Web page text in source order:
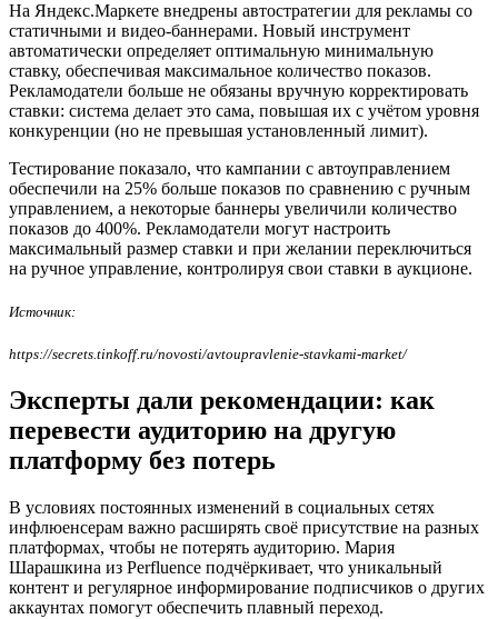
На Яндекс.Маркете внедрены автостратегии для рекламы со
статичными и видео-баннерами. Новый инструмент
автоматически определяет оптимальную минимальную
ставку, обеспечивая максимальное количество показов.
Рекламодатели больше не обязаны вручную корректировать
ставки: система делает это сама, повышая их с учётом уровня
конкуренции (но не превышая установленный лимит).
Тестирование показало, что кампании с автоуправлением
обеспечили на 25% больше показов по сравнению с ручным
управлением, а некоторые баннеры увеличили количество
показов до 400%. Рекламодатели могут настроить
максимальный размер ставки и при желании переключиться
на ручное управление, контролируя свои ставки в аукционе.
Источник:
https://secrets.tinkoff.ru/novosti/avtoupravlenie-stavkami-market/
Эксперты дали рекомендации: как
перевести аудиторию на другую
платформу без потерь
В условиях постоянных изменений в социальных сетях
инфлюенсерам важно расширять своё присутствие на разных
платформах, чтобы не потерять аудиторию. Мария
Шарашкина из Perfluence подчёркивает, что уникальный
контент и регулярное информирование подписчиков о других
аккаунтах помогут обеспечить плавный переход.